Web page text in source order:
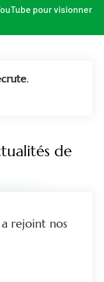
pour visionner
de
rejoint nos